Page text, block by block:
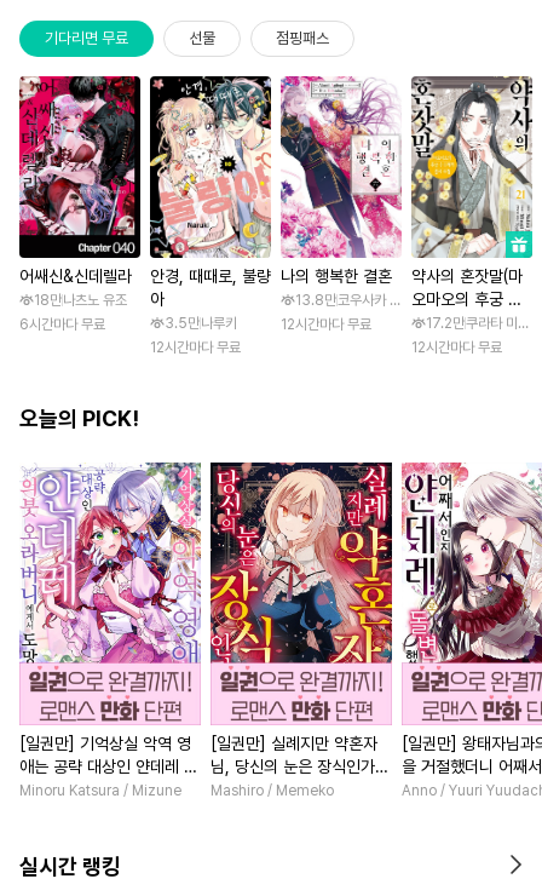
기다리면 무료 선물 점핑패스
어쌔신&신데렐라
18만나츠노 유조
6시간마다 무료
안경, 때때로, 불량
아
3.5만나루키
12시간마다 무료
나의 행복한 결혼
13.8만코우사카 리토 / 아기토기 아쿠미
12시간마다 무료
약사의 혼잣말(마
오마오의 후궁 수
수께끼 풀이수첩)
17.2만쿠라타 미노
12시간마다 무료
오늘의 PICK!
[일권만] 기억상실 악역 영
애는 공략 대상인 얀데레 의
붓 오라버니에게서 도망칠
Minoru Katsura / Mizune
[일권만] 실례지만 약혼자
님, 당신의 눈은 장식인가
요? [단행본]
Mashiro / Memeko
[일권만] 왕태자님과
을 거절했더니 어째
얀데레로 돌변했습
Anno / Yuuri
실시간 랭킹